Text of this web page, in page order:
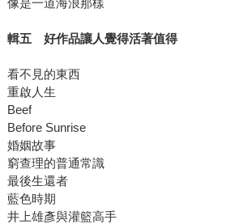
輯五 好作品讓人覺得活著值得
看不見的東西
重啟人生
Beef
Before Sunrise
婚姻故事
窮查理的普通常識
最後生還者
藍色時期
井上雄彥與灌籃高手